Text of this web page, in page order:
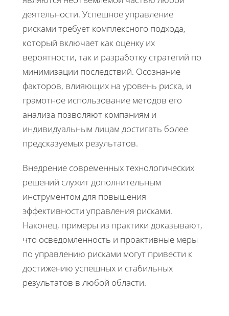
деятельности. Успешное управление
рисками требует комплексного подхода,
который включает как оценку их
вероятности, так и разработку стратегий по
минимизации последствий. Осознание
факторов, влияющих на уровень риска, и
грамотное использование методов его
анализа позволяют компаниям и
индивидуальным лицам достигать более
предсказуемых результатов.
Внедрение современных технологических
решений служит дополнительным
инструментом для повышения
эффективности управления рисками.
Наконец, примеры из практики доказывают,
что осведомленность и проактивные меры
по управлению рисками могут привести к
достижению успешных и стабильных
результатов в любой области.